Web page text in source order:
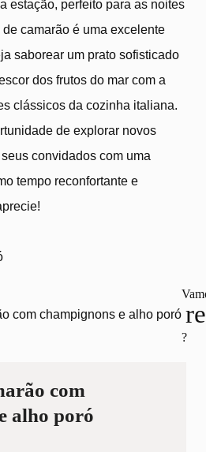
estação, perfeito para as noites
camarão é uma excelente
saborear um prato sofisticado
dos frutos do mar com a
clássicos da cozinha italiana.
de explorar novos
convidados com uma
tempo reconfortante e
?
com
alho poró